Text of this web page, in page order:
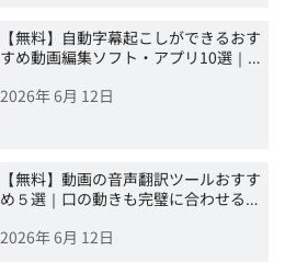
【無料】自動字幕起こしができるおす
すめ動画編集ソフト・アプリ10選｜…
2026年 6月 12日
【無料】動画の音声翻訳ツールおすす
め５選｜口の動きも完璧に合わせる…
2026年 6月 12日